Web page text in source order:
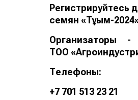
Регистрируйтесь
семян «Тұқым-
Организаторы
ТОО
Телефоны:
+7 701 513 23 21